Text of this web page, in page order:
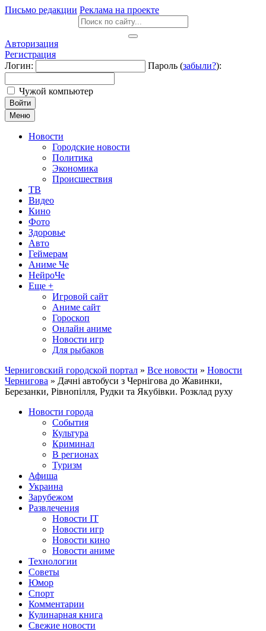
Письмо редакции Реклама на проекте
Авторизация
Регистрация
Логин:
Пароль (забыли?):
Чужой компьютер
Войти
Меню
Новости
Городские новости
Политика
Экономика
Происшествия
ТВ
Видео
Кино
Фото
Здоровье
Авто
Геймерам
Аниме Че
НейроЧе
Еще +
Игровой сайт
Аниме сайт
Гороскоп
Онлайн аниме
Новости игр
Для рыбаков
Черниговский городской портал » Все новости » Новости
Чернигова » Дачні автобуси з Чернігова до Жавинки,
Березанки, Рівнопілля, Рудки та Якубівки. Розклад руху
Новости города
События
Культура
Криминал
В регионах
Туризм
Афиша
Украина
Зарубежом
Развлечения
Новости IT
Новости игр
Новости кино
Новости аниме
Технологии
Советы
Юмор
Спорт
Комментарии
Кулинарная книга
Свежие новости